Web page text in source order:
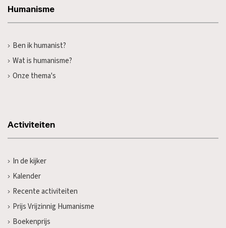
Humanisme
Ben ik humanist?
Wat is humanisme?
Onze thema's
Activiteiten
In de kijker
Kalender
Recente activiteiten
Prijs Vrijzinnig Humanisme
Boekenprijs